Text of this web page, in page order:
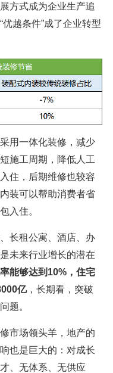
方式成为企业生产追
越条件”成了企业转型
用一体化装修，减少
施工周期，降低人工
住，后期维修也较容
装可以帮助消费者省
入住。
长租公寓、酒店、办
未来行业增长的潜在
能够达到10%，住宅
亿，长期看，突破
题。
市场领头羊，地产的
也是巨大的：对成长
、无体系、无供应